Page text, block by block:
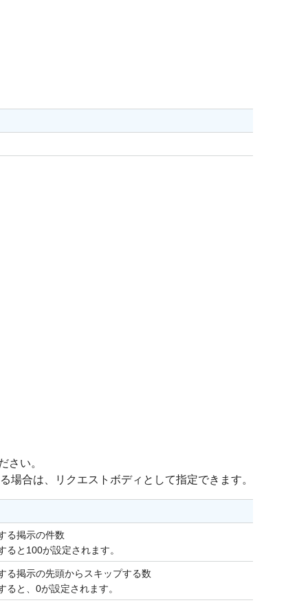
さい。
場合は、リクエストボディとして指定できます。
る掲示の件数
ると100が設定されます。
る掲示の先頭からスキップする数
ると、0が設定されます。